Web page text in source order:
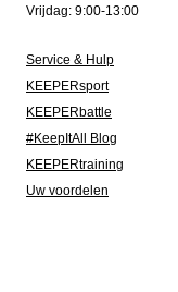
Vrijdag: 9:00-13:00
Service & Hulp
KEEPERsport
KEEPERbattle
#KeepItAll Blog
KEEPERtraining
Uw voordelen